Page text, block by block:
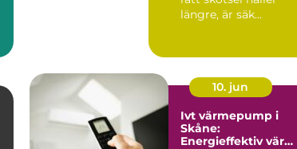
längre, är säk...
10. jun
Ivt värmepump i
Skåne:
Energieffektiv värme